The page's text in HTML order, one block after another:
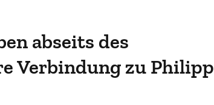
abseits des
Verbindung zu Philipp